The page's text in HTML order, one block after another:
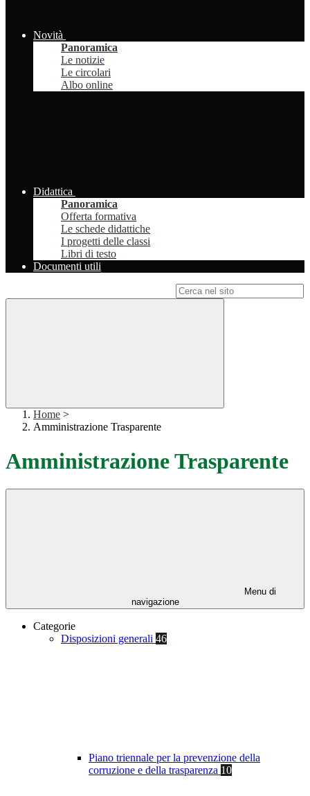
Novità
Panoramica
Le notizie
Le circolari
Albo online
Didattica
Panoramica
Offerta formativa
Le schede didattiche
I progetti delle classi
Libri di testo
Documenti utili
Home >
Amministrazione Trasparente
Amministrazione Trasparente
Menu di
navigazione
Categorie
Disposizioni generali 46
Piano triennale per la prevenzione della
corruzione e della trasparenza 10